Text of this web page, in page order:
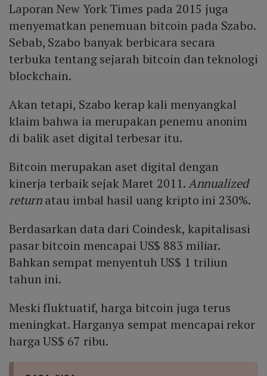
Laporan New York Times pada 2015 juga
menyematkan penemuan bitcoin pada Szabo.
Sebab, Szabo banyak berbicara secara
terbuka tentang sejarah bitcoin dan teknologi
blockchain.
Akan tetapi, Szabo kerap kali menyangkal
klaim bahwa ia merupakan penemu anonim
di balik aset digital terbesar itu.
Bitcoin merupakan aset digital dengan
kinerja terbaik sejak Maret 2011.Annualized
returnatau imbal hasil uang kripto ini 230%.
Berdasarkan data dari Coindesk, kapitalisasi
pasar bitcoin mencapai US$ 883 miliar.
Bahkan sempat menyentuh US$ 1 triliun
tahun ini.
Meski fluktuatif, harga bitcoin juga terus
meningkat. Harganya sempat mencapai rekor
harga US$ 67 ribu.